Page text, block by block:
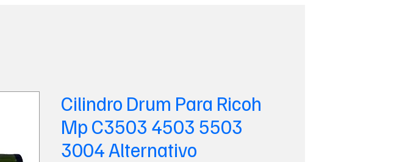
Cilindro Drum Para Ricoh
Mp C3503 4503 5503
3004 Alternativo